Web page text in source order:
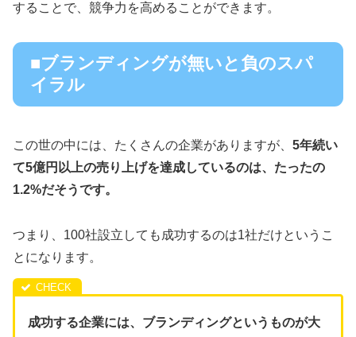
することで、競争力を高めることができます。
■ブランディングが無いと負のスパ
イラル
この世の中には、たくさんの企業がありますが、 5年続い
て5億円以上の売り上げを達成しているのは、たったの
1.2%だそうです。
つまり、100社設立しても成功するのは1社だけというこ
とになります。
成功する企業には、ブランディングというものが大